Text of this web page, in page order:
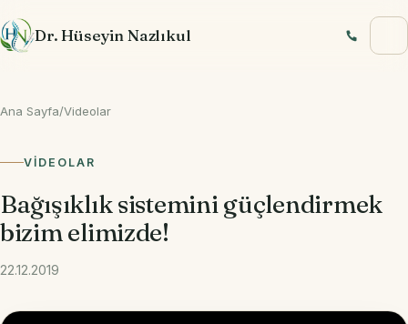
Dr. Hüseyin Nazlıkul
Ana Sayfa/Videolar
VIDEOLAR
Bağışıklık sistemini güçlendirmek
bizim elimizde!
22.12.2019